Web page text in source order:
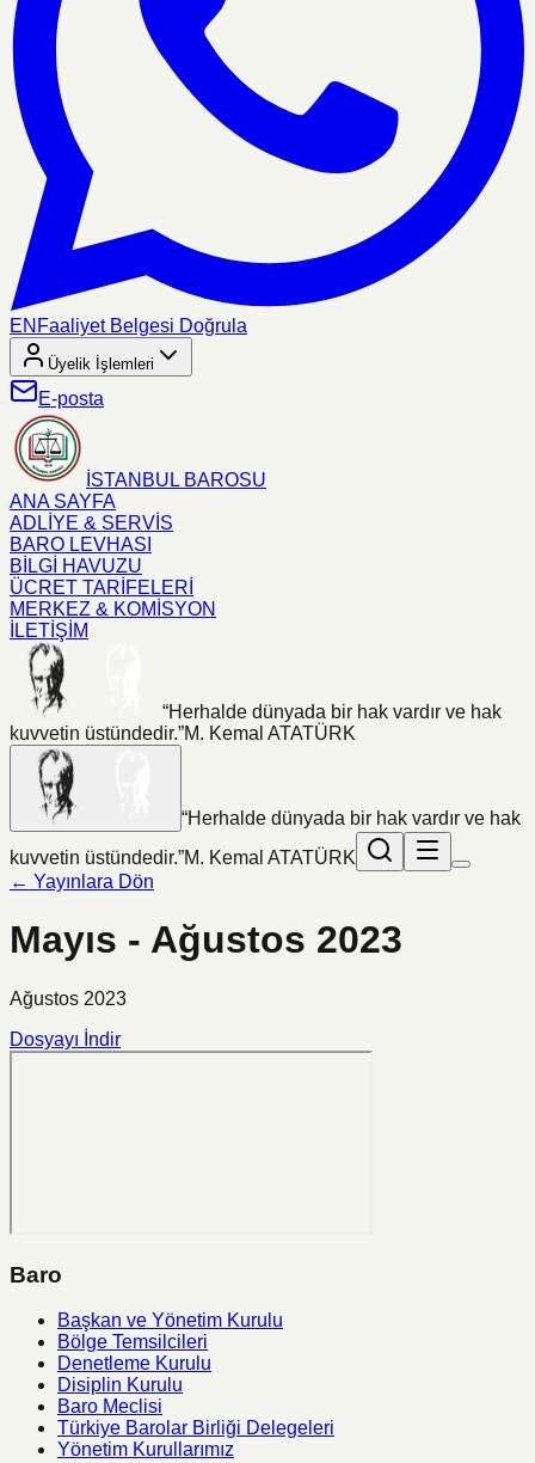
EN Faaliyet Belgesi Doğrula
Üyelik İşlemleri
E-posta
İSTANBUL BAROSU
ANA SAYFA
ADLİYE & SERVİS
BARO LEVHASI
BİLGİ HAVUZU
ÜCRET TARİFELERİ
MERKEZ & KOMİSYON
İLETİŞİM
“Herhalde dünyada bir hak vardır ve hak
kuvvetin üstündedir.”M. Kemal ATATÜRK
“Herhalde dünyada bir hak vardır ve hak
kuvvetin üstündedir.”M. Kemal ATATÜRK
← Yayınlara Dön
Mayıs - Ağustos 2023
Ağustos 2023
Dosyayı İndir
Baro
Başkan ve Yönetim Kurulu
Bölge Temsilcileri
Denetleme Kurulu
Disiplin Kurulu
Baro Meclisi
Türkiye Barolar Birliği Delegeleri
Yönetim Kurullarımız